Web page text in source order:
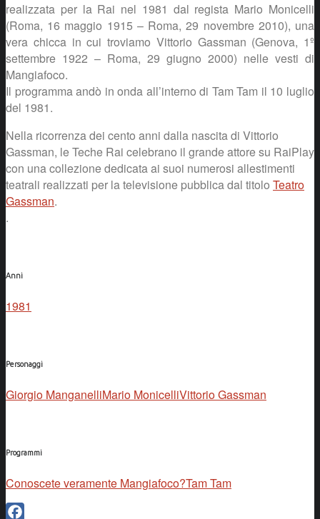
realizzata per la Rai nel 1981 dal regista Mario Monicelli
(Roma, 16 maggio 1915 – Roma, 29 novembre 2010), una
vera chicca in cui troviamo Vittorio Gassman (Genova, 1º
settembre 1922 – Roma, 29 giugno 2000) nelle vesti di
Mangiafoco.
Il programma andò in onda all’interno di Tam Tam il 10 luglio
del 1981.
Nella ricorrenza dei cento anni dalla nascita di Vittorio
Gassman, le Teche Rai celebrano il grande attore su RaiPlay
con una collezione dedicata ai suoi numerosi allestimenti
teatrali realizzati per la televisione pubblica dal titolo Teatro
Gassman.
.
Anni
1981
Personaggi
Giorgio ManganelliMario MonicelliVittorio Gassman
Programmi
Conoscete veramente Mangiafoco?Tam Tam